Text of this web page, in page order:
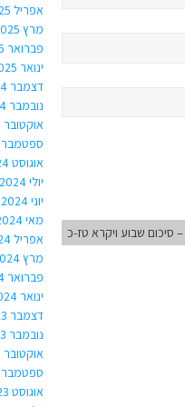
סיכום שבוע ויקרא טז-כ
אפריל 2025
מרץ 2025
פברואר 2025
ינואר 2025
דצמבר 2024
נובמבר 2024
אוקטובר 2024
ספטמבר 2024
אוגוסט 2024
יולי 2024
יוני 2024
מאי 2024
אפריל 2024
מרץ 2024
פברואר 2024
ינואר 2024
דצמבר 2023
נובמבר 2023
אוקטובר 2023
ספטמבר 2023
אוגוסט 2023